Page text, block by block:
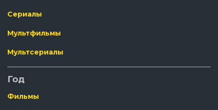
Сериалы
Мультфильмы
Мультсериалы
Год
Фильмы